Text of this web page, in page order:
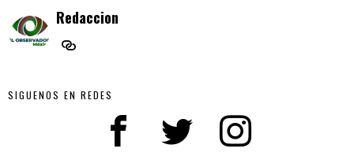
Redaccion
SIGUENOS EN REDES